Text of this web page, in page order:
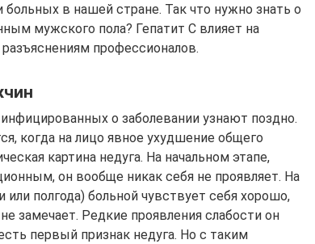
в нашей стране. Так что нужно знать о
мужского пола? Гепатит С влияет на
профессионалов.
о заболевании узнают поздно.
когда на лицо явное ухудшение общего
картина недуга. На начальном этапе,
он вообще никак себя не проявляет. На
полгода) больной чувствует себя хорошо,
замечает. Редкие проявления слабости он
первый признак недуга. Но с таким